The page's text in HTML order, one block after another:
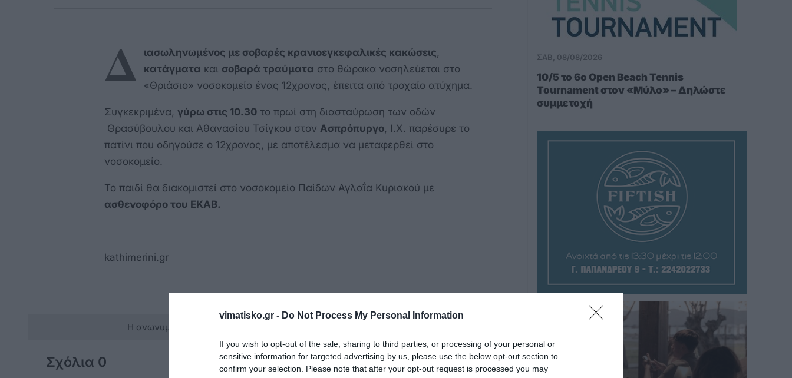
vimatisko.gr - Do Not Process My Personal Information
If you wish to opt-out of the sale, sharing to third parties, or processing of your personal or
sensitive information for targeted advertising by us, please use the below opt-out section to
confirm your selection. Please note that after your opt-out request is processed you may
Δ ιασωληνωμένος με σοβαρές κρανιοεγκεφαλικές κακώσεις,
κατάγματα και σοβαρά τραύματα στο θώρακα νοσηλεύεται στο
«Θριάσιο» νοσοκομείο ένας 12χρονος, έπειτα από τροχαίο ατύχημα.
Συγκεκριμένα, γύρω στις 10.30 το πρωί στη διασταύρωση των οδών
Θρασύβουλου και Αθανασίου Τσίγκου στον Ασπρόπυργο, Ι.Χ. παρέσυρε το
πατίνι που οδηγούσε ο 12χρονος, με αποτέλεσμα να μεταφερθεί στο
νοσοκομείο.
Το παιδί θα διακομιστεί στο νοσοκομείο Παίδων Αγλαΐα Κυριακού με
ασθενοφόρο του ΕΚΑΒ.
kathimerini.gr
Η ανωνυμία είναι το καλύτερο κρησφύγετο δειλίας και χυδαιότητας!
Σχόλια 0
ΣΑΒ, 08/08/2026
10/5 το 6ο Open Beach Tennis
Tournament στον «Μύλο» – Δηλώστε
συμμετοχή